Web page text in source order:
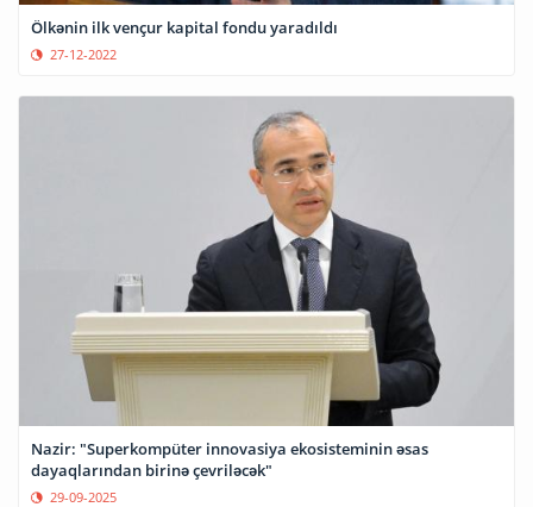
Ölkənin ilk vençur kapital fondu yaradıldı
27-12-2022
Nazir: "Superkompüter innovasiya ekosisteminin əsas
dayaqlarından birinə çevriləcək"
29-09-2025